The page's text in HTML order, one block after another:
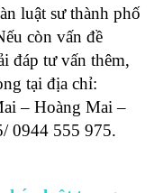
luật sư thành phố
còn vấn đề
đáp tư vấn thêm,
tại địa chỉ:
– Hoàng Mai –
0944 555 975.